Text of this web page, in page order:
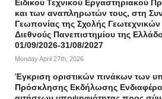
Ειδικού Τεχνικού Εργαστηριακού
και των αναπληρωτών τους, στη
Γεωπονίας της Σχολής
Διεθνούς Πανεπιστημίου της
01/09/2026-31/08/2027
Monday April 27th, 2026
Έγκριση οριστικών πινάκων των
Πρόσκλησης Εκδήλωσης